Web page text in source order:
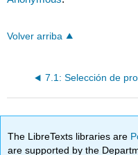
Volver arriba
The LibreTexts libraries are
are supported by the